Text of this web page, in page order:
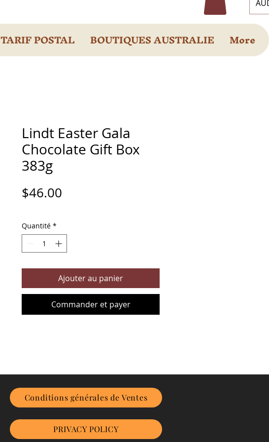
TARIF POSTAL BOUTIQUES AUSTRALIE More
Lindt Easter Gala
Chocolate Gift Box
383g
$46.00
Quantité *
Ajouter au panier
Commander et payer
Conditions générales de Ventes
PRIVACY POLICY